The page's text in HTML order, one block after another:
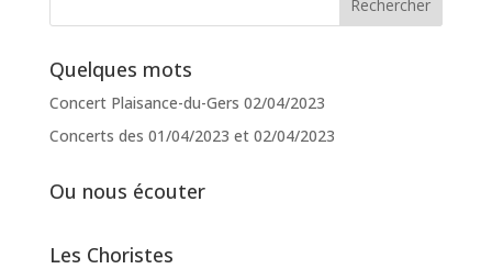
Quelques mots
Concert Plaisance-du-Gers 02/04/2023
Concerts des 01/04/2023 et 02/04/2023
Ou nous écouter
Les Choristes